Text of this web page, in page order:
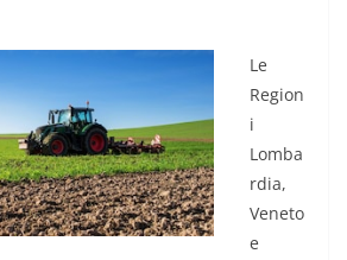
Le
Region
i
Lomba
rdia,
Veneto
e